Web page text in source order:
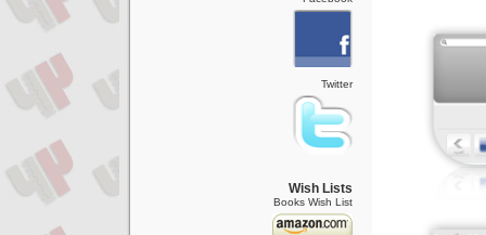
Twitter
Wish Lists
Books Wish List